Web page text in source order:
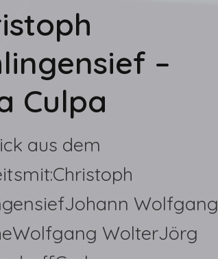
–
Culpa
aus dem
Wolfgang
WolterJörg